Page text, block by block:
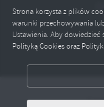
Strona korzysta z plików
warunki przechowywania
Ustawienia. Aby dowiedzieć
Polityką Cookies oraz